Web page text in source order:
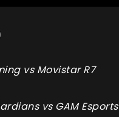
vs Movistar R7
vs GAM Esports